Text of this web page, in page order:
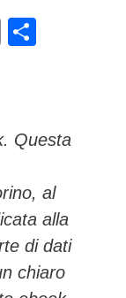
E
vi
Questa
al
alla
di dati
chiaro